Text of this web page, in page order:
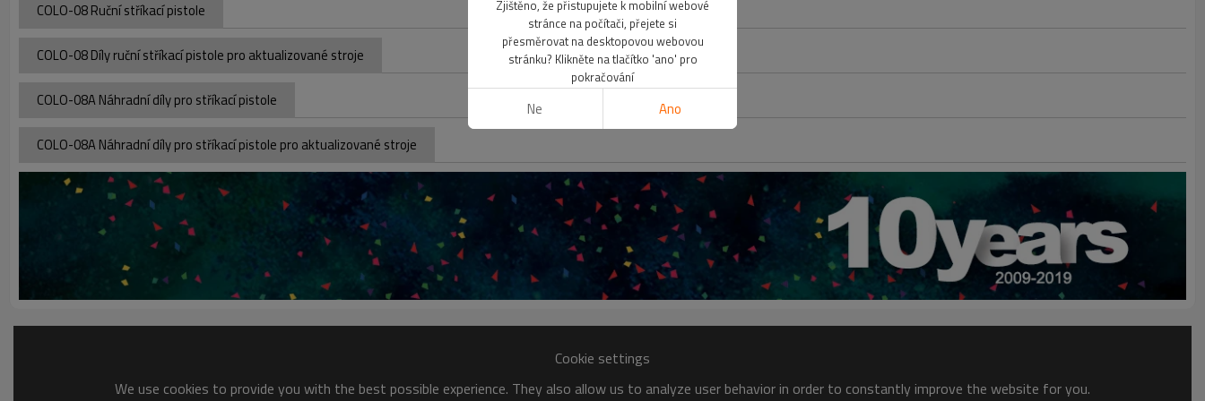
COLO-08 Ruční stříkací pistole
COLO-08 Díly ruční stříkací pistole pro aktualizované stroje
COLO-08A Náhradní díly pro stříkací pistole
COLO-08A Náhradní díly pro stříkací pistole pro aktualizované stroje
Cookie settings
We use cookies to provide you with the best possible experience. They also allow us to analyze user behavior in order to constantly improve the website for you.
Zjištěno, že přistupujete k mobilní webové
stránce na počítači, přejete si
přesměrovat na desktopovou webovou
stránku? Klikněte na tlačítko 'ano' pro
pokračování
Ne Ano